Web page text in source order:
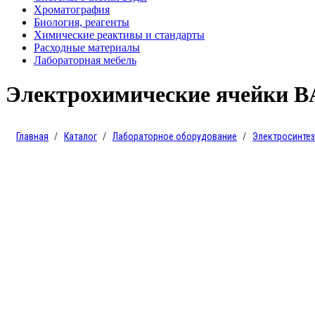
Хроматография
Биология, реагенты
Химические реактивы и стандарты
Расходные материалы
Лабораторная мебель
Электрохимические ячейки
Главная Каталог Лабораторное оборудование Электросинтез